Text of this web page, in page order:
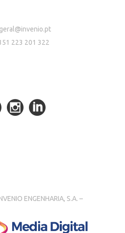
geral@invenio.pt
223 201 322
ENGENHARIA, S.A. –